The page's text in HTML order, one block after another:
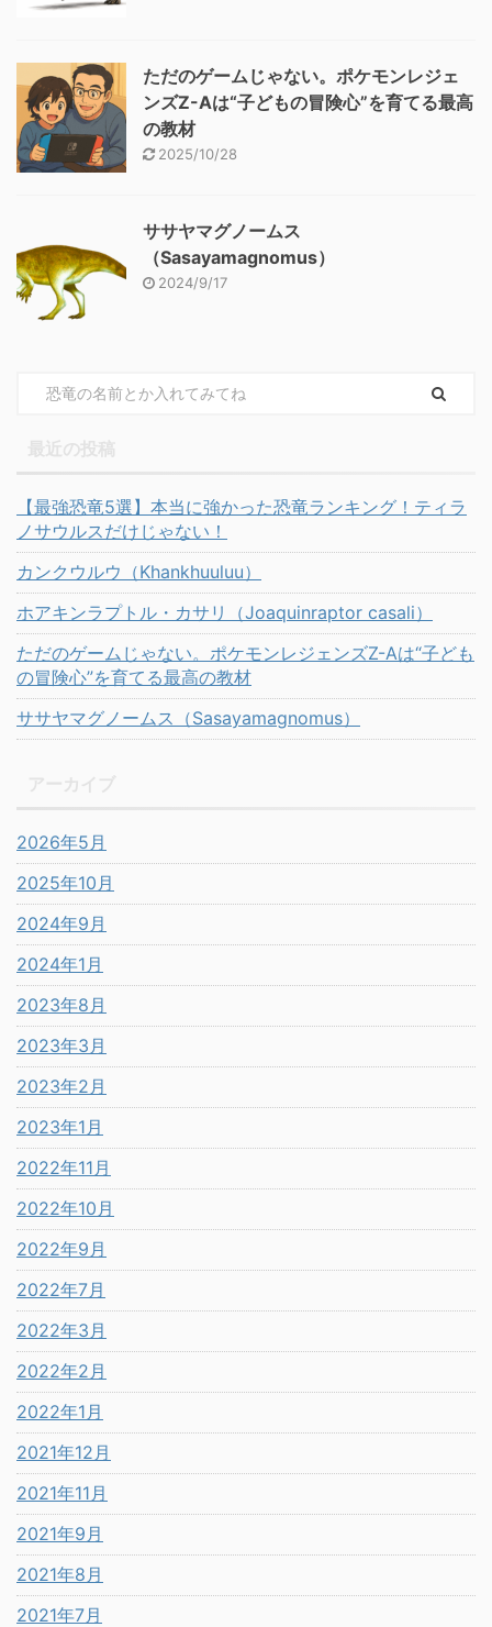
ただのゲームじゃない。ポケモンレジェ
ンズZ-Aは“子どもの冒険心”を育てる最高
の教材
2025/10/28
ササヤマグノームス
（Sasayamagnomus）
2024/9/17
【最強恐竜5選】本当に強かった恐竜ランキング！ティラ
ノサウルスだけじゃない！
カンクウルウ（Khankhuuluu）
ホアキンラプトル・カサリ（Joaquinraptor casali）
ただのゲームじゃない。ポケモンレジェンズZ-Aは“子ども
の冒険心”を育てる最高の教材
ササヤマグノームス（Sasayamagnomus）
2026年5月
2025年10月
2024年9月
2024年1月
2023年8月
2023年3月
2023年2月
2023年1月
2022年11月
2022年10月
2022年9月
2022年7月
2022年3月
2022年2月
2022年1月
2021年12月
2021年11月
2021年9月
2021年8月
2021年7月